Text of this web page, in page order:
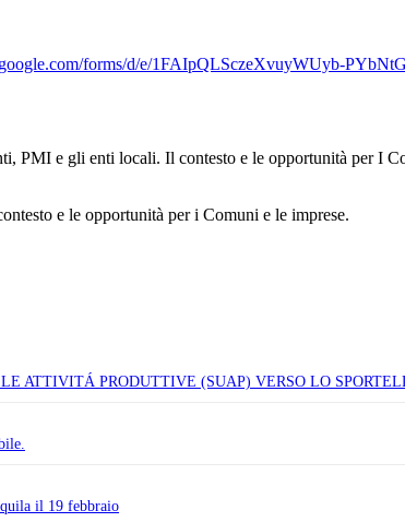
forms/d/e/1FAIpQLSczeXvuyWUyb-
PMI e gli enti locali. Il contesto e le opportunità per I
e le opportunità per i Comuni e le imprese.
ATTIVITÁ PRODUTTIVE (SUAP) VERSO LO
il 19 febbraio